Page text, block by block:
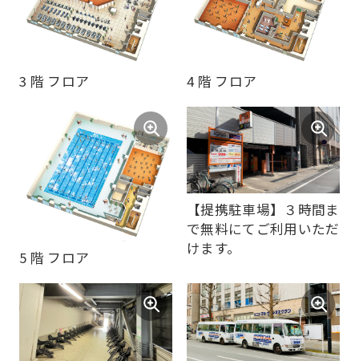
3 階 フロア 4 階 フロア
5 階 フロア
【提携駐車場】３時間ま
で無料にてご利用いただ
けます。
you
automatic
translation
service,
the
Japanese
version
of
website
will
be